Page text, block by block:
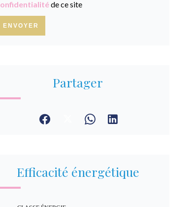
de ce site
ENVOYER
Partager
Efficacité énergétique